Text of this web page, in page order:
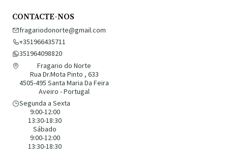
CONTACTE-NOS
fragariodonorte@gmail.com
+351966435711
351964098820
Fragario do Norte
Rua Dr.Mota Pinto , 633
4505-495 Santa Maria Da Feira
Aveiro - Portugal
Segunda a Sexta
9:00-12:00
13:30-18:30
Sábado
9:00-12:00
13:30-18:30